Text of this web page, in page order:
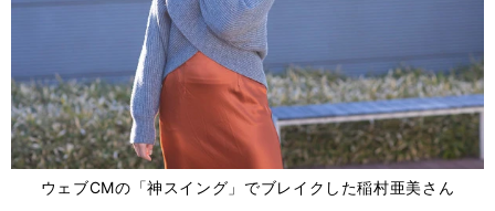
ウェブCMの「神スイング」でブレイクした稲村亜美さん